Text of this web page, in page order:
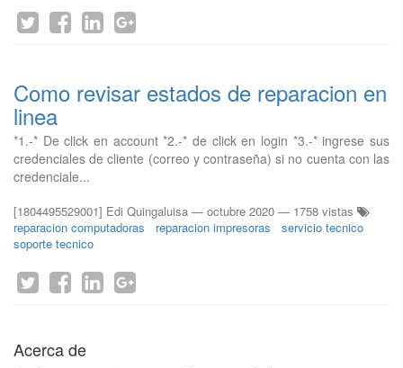
Como revisar estados de reparacion en
linea
*1.-* De click en account *2.-* de click en login *3.-* ingrese sus
credenciales de cliente (correo y contraseña) si no cuenta con las
credenciale...
[1804495529001] Edi Quingaluisa — octubre 2020 — 1758 vistas
reparacion computadoras
reparacion impresoras
servicio tecnico
soporte tecnico
Acerca de